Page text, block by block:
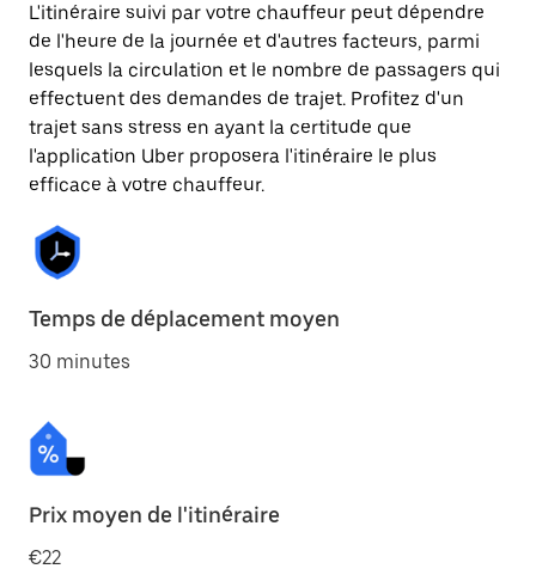
L'itinéraire suivi par votre chauffeur peut dépendre
de l'heure de la journée et d'autres facteurs, parmi
lesquels la circulation et le nombre de passagers qui
effectuent des demandes de trajet. Profitez d'un
trajet sans stress en ayant la certitude que
l'application Uber proposera l'itinéraire le plus
efficace à votre chauffeur.
Temps de déplacement moyen
30 minutes
Prix moyen de l'itinéraire
€22